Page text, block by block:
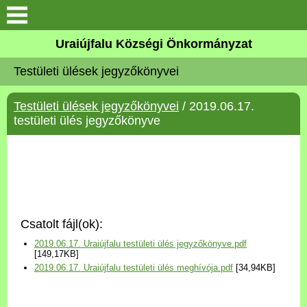
Köszöntő
Elérhetőségek
Uraiújfalu
Választási információk
Versenyképes Járások
Uraiújfalu Községi Önkormányzat
Testületi ülések jegyzőkönyvei
Testületi ülések jegyzőkönyvei / 2019.06.17.
testületi ülés jegyzőkönyve
Csatolt fájl(ok):
2019.06.17. Uraiújfalu testületi ülés jegyzőkönyve.pdf
[149,17KB]
2019.06.17. Uraiújfalu testületi ülés meghívója.pdf [34,94KB]